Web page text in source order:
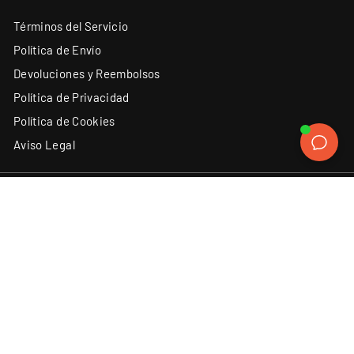
Términos del Servicio
Política de Envío
Devoluciones y Reembolsos
Política de Privacidad
Política de Cookies
Aviso Legal